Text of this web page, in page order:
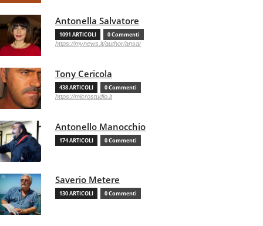
Antonella Salvatore
1091 ARTICOLI 0 Commenti
https://mynews.it/author/ansa/
Tony Cericola
438 ARTICOLI 0 Commenti
https://microstudio.it
Antonello Manocchio
174 ARTICOLI 0 Commenti
Saverio Metere
130 ARTICOLI 0 Commenti